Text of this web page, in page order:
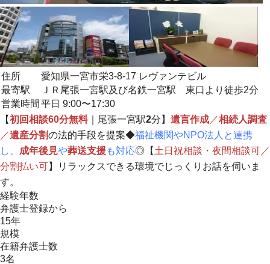
住所
愛知県一宮市栄3-8-17 レヴァンテビル
最寄駅
ＪＲ尾張一宮駅及び名鉄一宮駅 東口より徒歩2分
営業時間 平日 9:00〜17:30
【初回相談60分無料｜尾張一宮駅2分】 遺言作成 ／相続人調査
／遺産分割の法的手段を提案◆福祉機関やNPO法人と連携
し、 成年後見や葬送支援も対応◎【 土日祝相談・夜間相談可／
分割払い可】リラックスできる環境でじっくりお話を伺いま
す。
経験年数
弁護士登録から
15年
規模
在籍弁護士数
3名